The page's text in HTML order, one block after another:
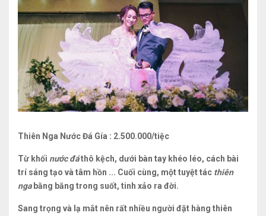
Thiên Nga Nước Đá Gía : 2.500.000/tiệc
Từ khối nước đáthô kệch, dưới bàn tay khéo léo, cách bài
trí sáng tạo và tâm hồn ... Cuối cùng, một tuyệt tác thiên
ngabằng băng trong suốt, tinh xảo ra đời.
Sang trọng và lạ mắt nên rất nhiều người đặt hàng thiên